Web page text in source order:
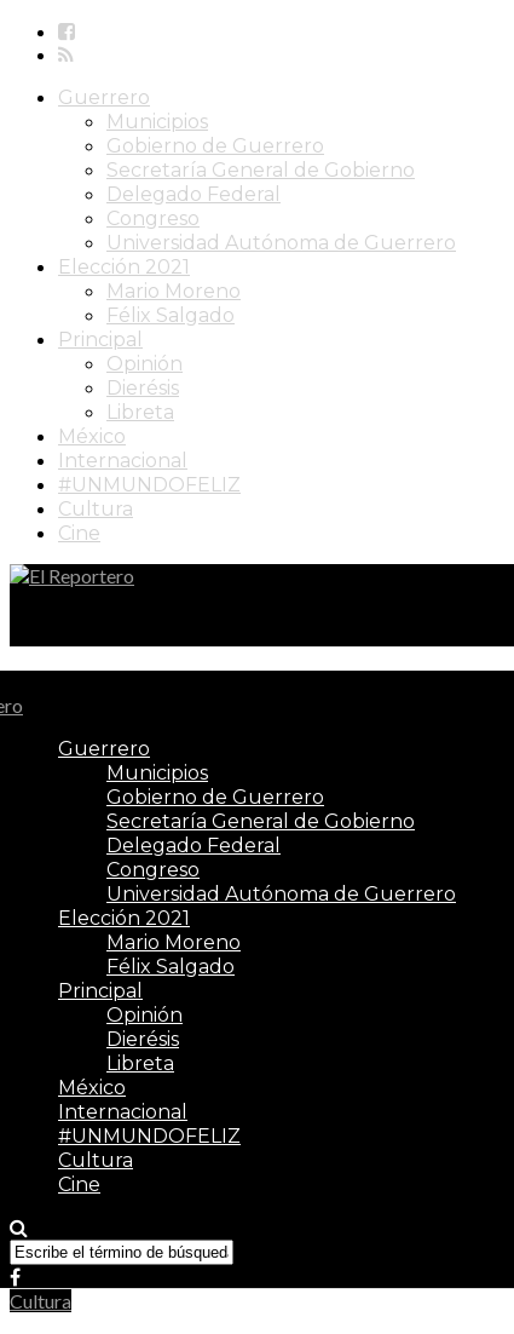
Guerrero
Municipios
Gobierno de Guerrero
Secretaría General de Gobierno
Delegado Federal
Congreso
Universidad Autónoma de Guerrero
Elección 2021
Mario Moreno
Félix Salgado
Principal
Opinión
Dierésis
Libreta
México
Internacional
#UNMUNDOFELIZ
Cultura
Cine
Guerrero
Municipios
Gobierno de Guerrero
Secretaría General de Gobierno
Delegado Federal
Congreso
Universidad Autónoma de Guerrero
Elección 2021
Mario Moreno
Félix Salgado
Principal
Opinión
Dierésis
Libreta
México
Internacional
#UNMUNDOFELIZ
Cultura
Cine
Cultura